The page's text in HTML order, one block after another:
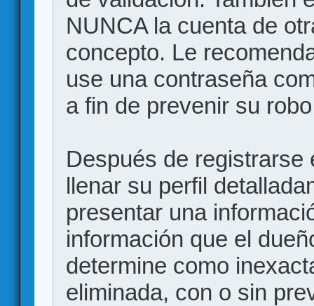
NUNCA la cuenta de
concepto. Le
use una contraseña
a fin de prevenir su
Después de registrarse
llenar su perfil
presentar una
información que el
determine como
eliminada, con o sin